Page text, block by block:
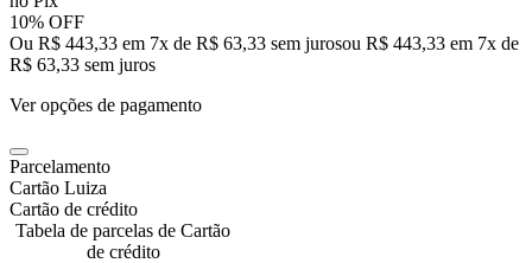
10% OFF
Ou R$ 443,33 em 7x de R$ 63,33 sem jurosou R$ 443,33 em 7x de
R$ 63,33 sem juros
Ver opções de pagamento
Parcelamento
Cartão Luiza
Cartão de crédito
Tabela de parcelas de Cartão
de crédito